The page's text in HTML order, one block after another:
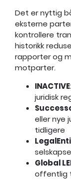
Det er nyttig
eksterne
kontrollere
historikk
rapporter og
motparter.
INACTIVE
juridisk
eller nye
tidligere
Global
offentlig